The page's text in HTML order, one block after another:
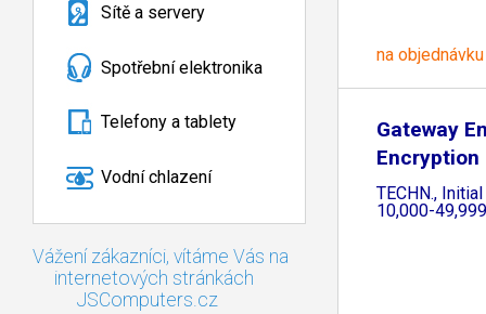
Sítě a servery
Spotřební elektronika
Telefony a tablety
Vodní chlazení
Vážení zákazníci, vítáme Vás na
internetových stránkách
JSComputers.cz
na objednávku
Gateway
Encryption
PGP
TECHN.,
10,000-